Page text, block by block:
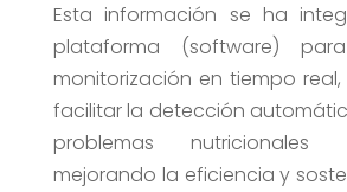
Esta información se ha
plataforma (software)
monitorización en tiempo
facilitar la detección
problemas
mejorando la eficiencia y